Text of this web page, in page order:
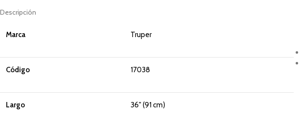
Descripción
Marca Truper
Código 17038
Largo 36" (91 cm)